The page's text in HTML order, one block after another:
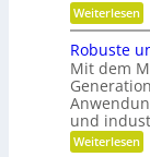
r
k
e
n
n
e
n
l
l
a
g
e
r
o
i
e
r
e
n
r
s
c
h
a
f
e
n
z
i
e
l
l
e
s
A
Weiterlesen:
P
n
e
l
-
P
C
-
Robuste
Mit dem
und
Weiterlesen: